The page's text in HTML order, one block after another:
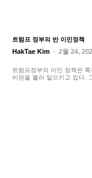
트럼프 정부의 반 이민정책
HakTae Kim - 2월 24,
트럼프정부의 이민 정책은
비판을 불러 일으키고 있다.